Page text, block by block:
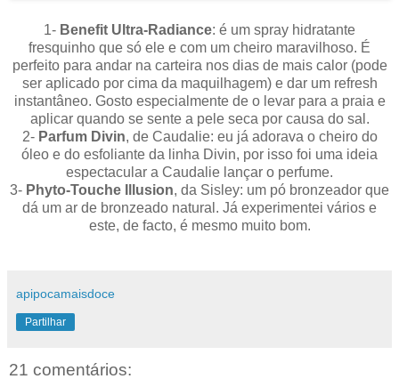
1- Benefit Ultra-Radiance: é um spray hidratante
fresquinho que só ele e com um cheiro maravilhoso. É
perfeito para andar na carteira nos dias de mais calor (pode
ser aplicado por cima da maquilhagem) e dar um refresh
instantâneo. Gosto especialmente de o levar para a praia e
aplicar quando se sente a pele seca por causa do sal.
2- Parfum Divin, de Caudalie: eu já adorava o cheiro do
óleo e do esfoliante da linha Divin, por isso foi uma ideia
espectacular a Caudalie lançar o perfume.
3- Phyto-Touche Illusion, da Sisley: um pó bronzeador que
dá um ar de bronzeado natural. Já experimentei vários e
este, de facto, é mesmo muito bom.
apipocamaisdoce
Partilhar
21 comentários: